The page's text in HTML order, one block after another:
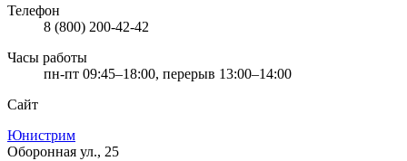
Телефон
8 (800) 200-42-42
Часы работы
пн-пт 09:45–18:00, перерыв 13:00–14:00
Сайт
Юнистрим
Оборонная ул., 25